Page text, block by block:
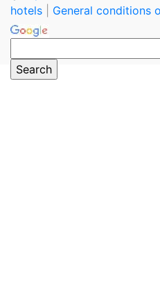
hotels
General conditions